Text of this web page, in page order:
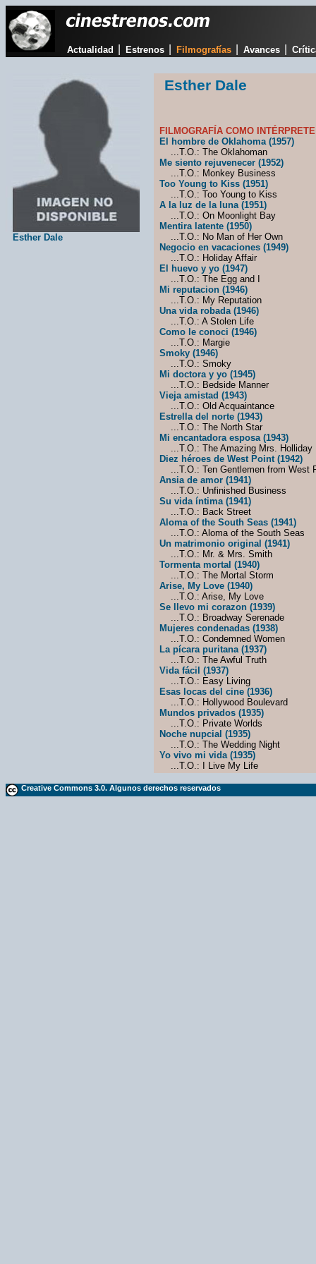
Actualidad Estrenos Filmografías Avances
Esther Dale
Esther Dale
FILMOGRAFÍA COMO
El hombre de Oklahoma (1957)
...T.O.: The Oklahoman
Me siento rejuvenecer (1952)
...T.O.: Monkey Business
Too Young to Kiss (1951)
...T.O.: Too Young to Kiss
A la luz de la luna (1951)
...T.O.: On Moonlight Bay
Mentira latente (1950)
...T.O.: No Man of Her Own
Negocio en vacaciones (1949)
...T.O.: Holiday Affair
El huevo y yo (1947)
...T.O.: The Egg and I
Mi reputacion (1946)
...T.O.: My Reputation
Una vida robada (1946)
...T.O.: A Stolen Life
Como le conoci (1946)
...T.O.: Margie
Smoky (1946)
...T.O.: Smoky
Mi doctora y yo (1945)
...T.O.: Bedside Manner
Vieja amistad (1943)
...T.O.: Old Acquaintance
Estrella del norte (1943)
...T.O.: The North Star
Mi encantadora esposa (1943)
...T.O.: The Amazing Mrs. Holliday
Diez héroes de West Point (1942)
...T.O.: Ten Gentlemen from West
Ansia de amor (1941)
...T.O.: Unfinished Business
Su vida íntima (1941)
...T.O.: Back Street
Aloma of the South Seas (1941)
...T.O.: Aloma of the South Seas
Un matrimonio original (1941)
...T.O.: Mr. & Mrs. Smith
Tormenta mortal (1940)
...T.O.: The Mortal Storm
Arise, My Love (1940)
...T.O.: Arise, My Love
Se llevo mi corazon (1939)
...T.O.: Broadway Serenade
Mujeres condenadas (1938)
...T.O.: Condemned Women
La pícara puritana (1937)
...T.O.: The Awful Truth
Vida fácil (1937)
...T.O.: Easy Living
Esas locas del cine (1936)
...T.O.: Hollywood Boulevard
Mundos privados (1935)
...T.O.: Private Worlds
Noche nupcial (1935)
...T.O.: The Wedding Night
Yo vivo mi vida (1935)
...T.O.: I Live My Life
Creative Commons 3.0. Algunos derechos reservados